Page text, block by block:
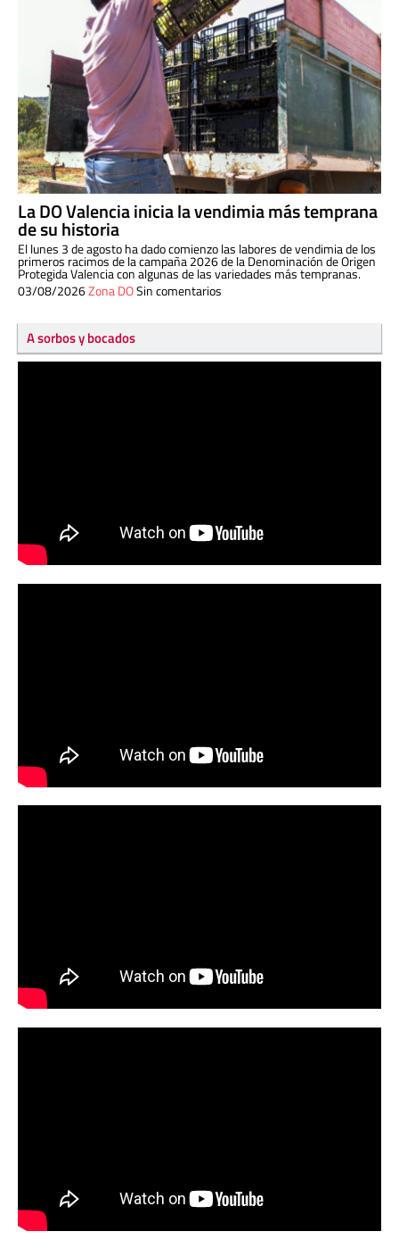
La DO Valencia inicia la vendimia más temprana
de su historia
El lunes 3 de agosto ha dado comienzo las labores de vendimia de los
primeros racimos de la campaña 2026 de la Denominación de Origen
Protegida Valencia con algunas de las variedades más tempranas.
03/08/2026Zona DOSin comentarios
A sorbos y bocados